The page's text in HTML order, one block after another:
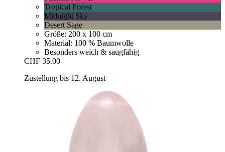
Tropical Forest
Midnight Sky
Desert Sage
Größe: 200 x 100 cm
Material: 100 % Baumwolle
Besonders weich & saugfähig
CHF 35.00
Zustellung bis 12. August